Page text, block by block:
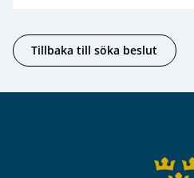
Tillbaka till söka beslut